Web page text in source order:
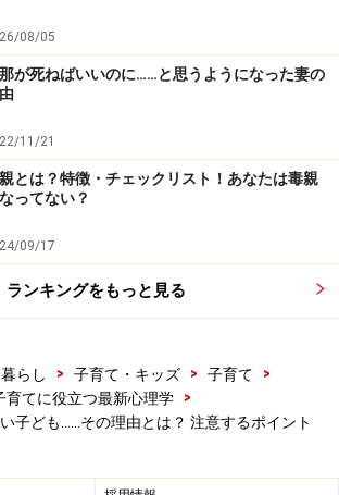
いた「言うことを聞かない子の親はち
い」という認識は間違っています。も
ちゃんとやっていないから言うことを
もいるでしょう。しかし、親の力量自
でも言うことを聞かないという難しい
ことは、社会が理解すべき点だと思っ
けをみて、親を語るなかれ」なので
前に、その子らしさが存在することを
と思います。
親は向き合うべき相手を間違
とを聞くタイプであっても、そうでな
08/05
が死ねばいいのに……と思うようになった妻の
11/21
とは？特徴・チェックリスト！あなたは毒親
ってない？
09/17
ランキングをもっと見る
暮らし > 子育て・キッズ > 子育て
>
育てに役立つ最新心理学
>
子ども……その理由とは？ 注意するポイント